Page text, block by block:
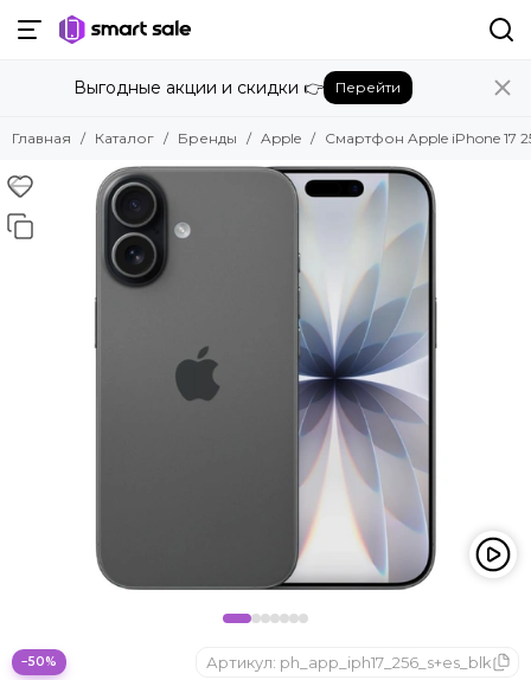
Назад
Бренды
Amazon
Apple
Bose
Microsoft
Nintendo
ONYX BOOX
Выгодные акции и скидки 👉 Перейти
Главная Каталог Бренды Apple Смартфон Apple iPhone 17
−50% Артикул: ph_app_iph17_256_s+es_blk